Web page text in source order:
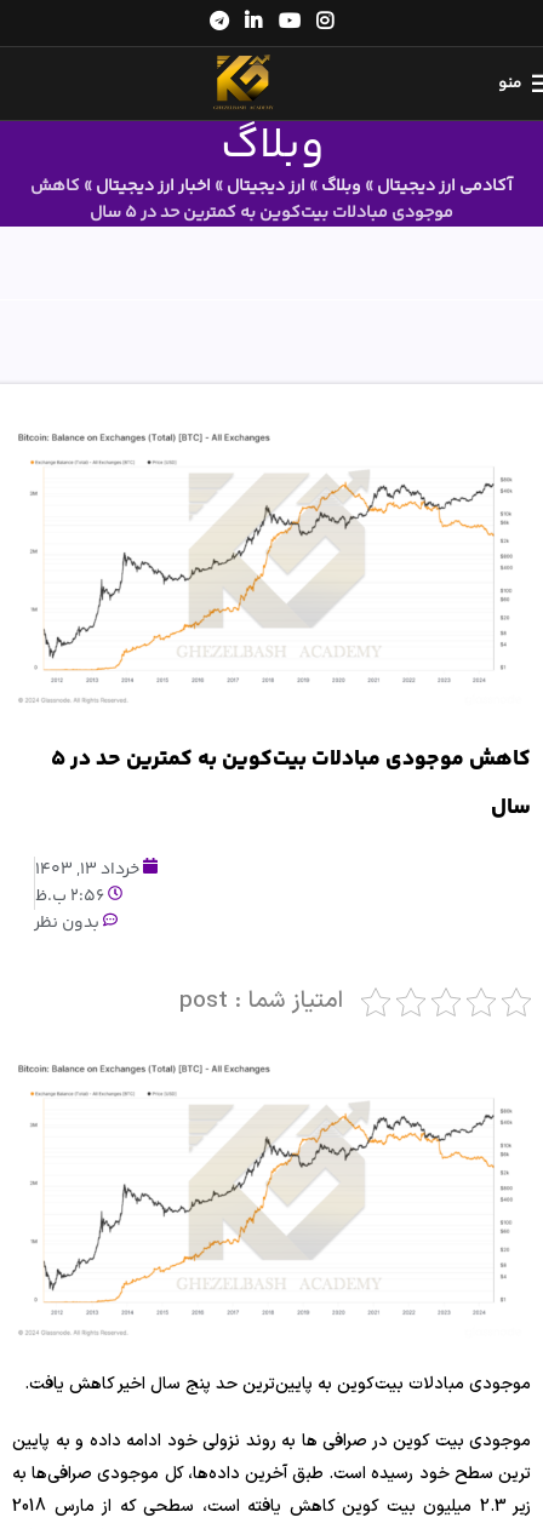
منو
وبلاگ
آکادمی ارز دیجیتال» وبلاگ» ارز دیجیتال» اخبار ارز دیجیتال»کاهش
موجودی مبادلات بیت‌کوین به کمترین حد در ۵ سال
کاهش موجودی مبادلات بیت‌کوین به کمترین حد در ۵
سال
خرداد 13, 1403
2:56 ب.ظ
بدون نظر
امتیاز شما : post
موجودی مبادلات بیت‌کوین به پایین‌ترین حد پنج سال اخیر کاهش یافت.
موجودی بیت کوین در صرافی ها به روند نزولی خود ادامه داده و به پایین
ترین سطح خود رسیده است. طبق آخرین داده‌ها، کل موجودی صرافی‌ها به
زیر 2.3 میلیون بیت کوین کاهش یافته است، سطحی که از مارس 2018